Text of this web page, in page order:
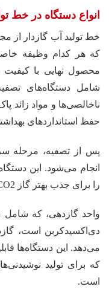
انواع دستگاه در خط
خط تولید آب گازدار از
که هر کدام وظیفه خاصی
محصول نهایی با کیفیت
شامل دستگاه‌های
ناخالصی‌ها و مواد زائد
حفظ استانداردهای
پس از تصفیه، مرحله
انجام می‌شود. این
را برای جذب بهتر گاز CO2 ایجاد می‌کنند.
واحد گازدهی، که
دی‌اکسیدکربن است،
می‌دهد. این دستگاه‌ها
که برای تولید
است.